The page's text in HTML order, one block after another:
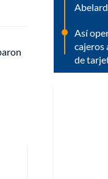
Así
cajeros
de